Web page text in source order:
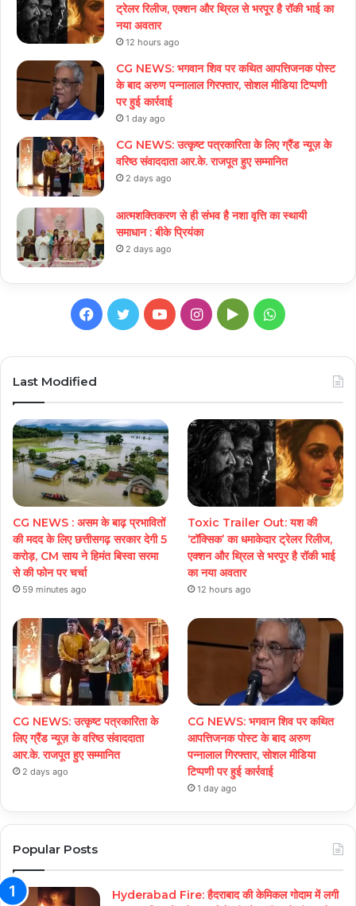
ट्रेलर रिलीज, एक्शन और थ्रिल से भरपूर है रॉकी भाई का
नया अवतार
12 hours ago
CG NEWS: भगवान शिव पर कथित आपत्तिजनक पोस्ट
के बाद अरुण पन्नालाल गिरफ्तार, सोशल मीडिया टिप्पणी
पर हुई कार्रवाई
1 day ago
CG NEWS: उत्कृष्ट पत्रकारिता के लिए ग्रैंड न्यूज़ के
वरिष्ठ संवाददाता आर.के. राजपूत हुए सम्मानित
2 days ago
आत्मशक्तिकरण से ही संभव है नशा वृत्ति का स्थायी
समाधान : बीके प्रियंका
2 days ago
Facebook
TwitterYouTubeInstagram
GoogleWhatsApp
Last Modified
CG NEWS : असम के बाढ़ प्रभावितों
की मदद के लिए छत्तीसगढ़ सरकार देगी 5
करोड़, CM साय ने हिमंत बिस्वा सरमा
से की फोन पर चर्चा
59 minutes ago
Toxic Trailer Out: यश की
‘टॉक्सिक’ का धमाकेदार ट्रेलर रिलीज,
एक्शन और थ्रिल से भरपूर है रॉकी भाई
का नया अवतार
12 hours ago
CG NEWS: उत्कृष्ट पत्रकारिता के
लिए ग्रैंड न्यूज़ के वरिष्ठ संवाददाता
आर.के. राजपूत हुए सम्मानित
2 days ago
CG NEWS: भगवान शिव पर कथित
आपत्तिजनक पोस्ट के बाद अरुण
पन्नालाल गिरफ्तार, सोशल मीडिया
टिप्पणी पर हुई कार्रवाई
1 day ago
Popular Posts
Hyderabad Fire: हैदराबाद की केमिकल गोदाम में लगी